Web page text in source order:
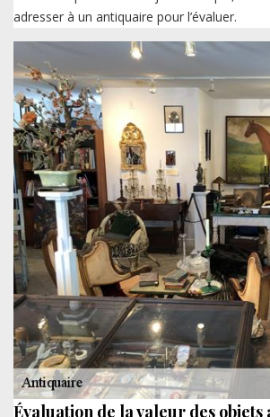
adresser à un antiquaire pour l’évaluer.
Évaluation de la valeur des objets